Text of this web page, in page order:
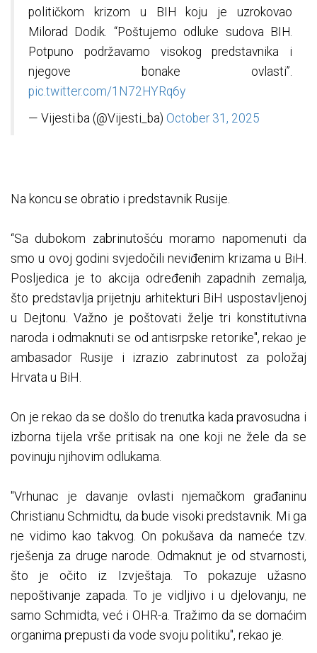
političkom krizom u BIH koju je uzrokovao
Milorad Dodik. “Poštujemo odluke sudova BIH.
Potpuno podržavamo visokog predstavnika i
njegove bonake ovlasti”.
pic.twitter.com/1N72HYRq6y
— Vijesti.ba (@Vijesti_ba) October 31, 2025
Na koncu se obratio i predstavnik Rusije.
“Sa dubokom zabrinutošću moramo napomenuti da
smo u ovoj godini svjedočili neviđenim krizama u BiH.
Posljedica je to akcija određenih zapadnih zemalja,
što predstavlja prijetnju arhitekturi BiH uspostavljenoj
u Dejtonu. Važno je poštovati želje tri konstitutivna
naroda i odmaknuti se od antisrpske retorike", rekao je
ambasador Rusije i izrazio zabrinutost za položaj
Hrvata u BiH.
On je rekao da se došlo do trenutka kada pravosudna i
izborna tijela vrše pritisak na one koji ne žele da se
povinuju njihovim odlukama.
"Vrhunac je davanje ovlasti njemačkom građaninu
Christianu Schmidtu, da bude visoki predstavnik. Mi ga
ne vidimo kao takvog. On pokušava da nameće tzv.
rješenja za druge narode. Odmaknut je od stvarnosti,
što je očito iz Izvještaja. To pokazuje užasno
nepoštivanje zapada. To je vidljivo i u djelovanju, ne
samo Schmidta, već i OHR-a. Tražimo da se domaćim
organima prepusti da vode svoju politiku", rekao je.